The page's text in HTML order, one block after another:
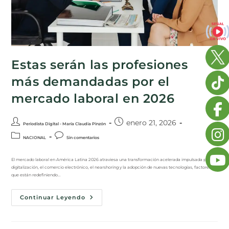
Estas serán las profesiones
más demandadas por el
mercado laboral en 2026
Periodista Digital - María Claudia Pinzón enero 21, 2026
NACIONAL Sin comentarios
El mercado laboral en América Latina 2026 atraviesa una transformación acelerada impulsada por la
digitalización, el comercio electrónico, el nearshoring y la adopción de nuevas tecnologías, factores
que están redefiniendo…
Continuar Leyendo